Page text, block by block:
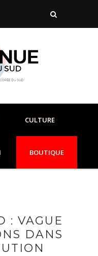
CULTURE
BOUTIQUE
: VAGUE
DANS